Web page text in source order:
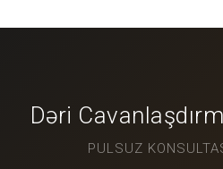
Dəri
PULSUZ